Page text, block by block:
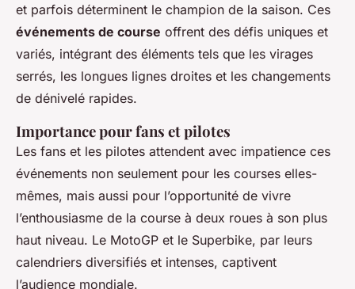
et parfois déterminent le champion de la saison. Ces
événements de course offrent des défis uniques et
variés, intégrant des éléments tels que les virages
serrés, les longues lignes droites et les changements
de dénivelé rapides.
Importance pour fans et pilotes
Les fans et les pilotes attendent avec impatience ces
événements non seulement pour les courses elles-
mêmes, mais aussi pour l’opportunité de vivre
l’enthousiasme de la course à deux roues à son plus
haut niveau. Le MotoGP et le Superbike, par leurs
calendriers diversifiés et intenses, captivent
l’audience mondiale.